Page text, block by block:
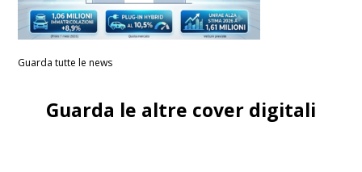
Guarda tutte le news
Guarda le altre cover digitali